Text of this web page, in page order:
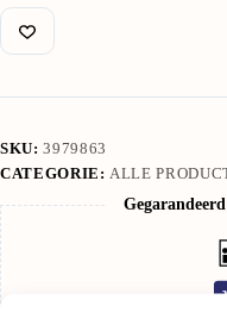
SKU:3979863
CATEGORIE:ALLE